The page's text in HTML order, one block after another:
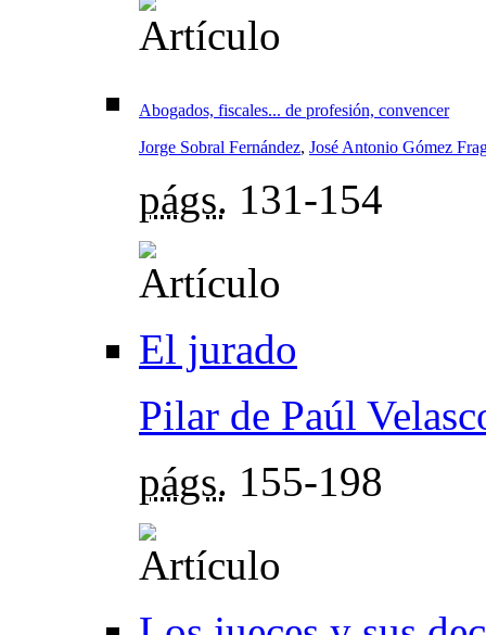
Abogados, fiscales... de profesión, convencer
Jorge Sobral Fernández, José Antonio Gómez
págs. 131-154
El jurado
Pilar de Paúl
págs. 155-198